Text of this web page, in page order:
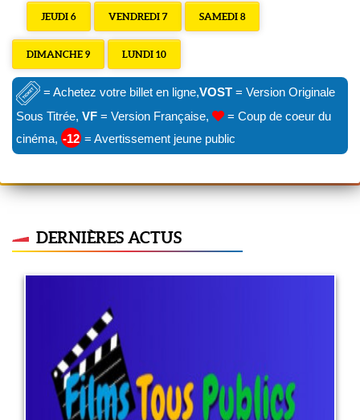
JEUDI 6 VENDREDI 7 SAMEDI 8
DIMANCHE 9 LUNDI 10
= Achetez votre billet en ligne,VOST = Version Originale
Sous Titrée, VF = Version Française,
= Coup de coeur du
cinéma, -12 = Avertissement jeune public
DERNIÈRES ACTUS
A quel âge ?
29 juin 2022